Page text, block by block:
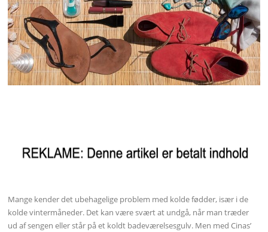
Mange kender det ubehagelige problem med kolde fødder, især i de
kolde vintermåneder. Det kan være svært at undgå, når man træder
ud af sengen eller står på et koldt badeværelsesgulv. Men med Cinas’